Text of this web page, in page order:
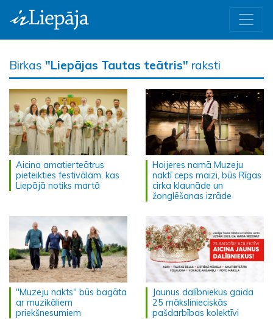
Birkas "Liepājas Tautas teātris" raksti
Aicina amatierteātrus
pieteikties festivālam, kas
Liepājā notiks martā
Hoijeres namā Muzeju
naktī ceps maizi, būs Rīgas
cirka klaunāde un
žonglēšanas izrāde
"Muzeju nakts" būs bagāta
ar muzikāliem
priekšnesumiem
Jaunus dalībniekus gaida
25 mākslinieciskās
pašdarbības kolektīvi